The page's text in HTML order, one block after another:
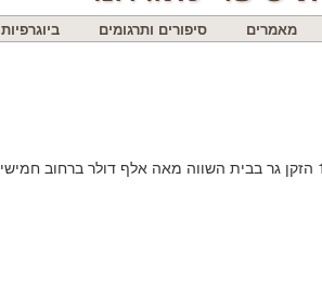
מאמרים סיפורים ותרגומים ביוגרפיות